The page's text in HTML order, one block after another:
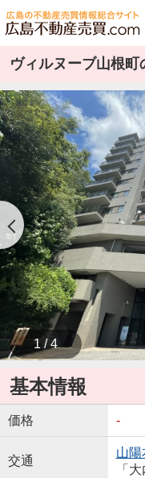
ヴィルヌーブ山根
1 / 4
基本情報
価格 -
交通
山陽
「